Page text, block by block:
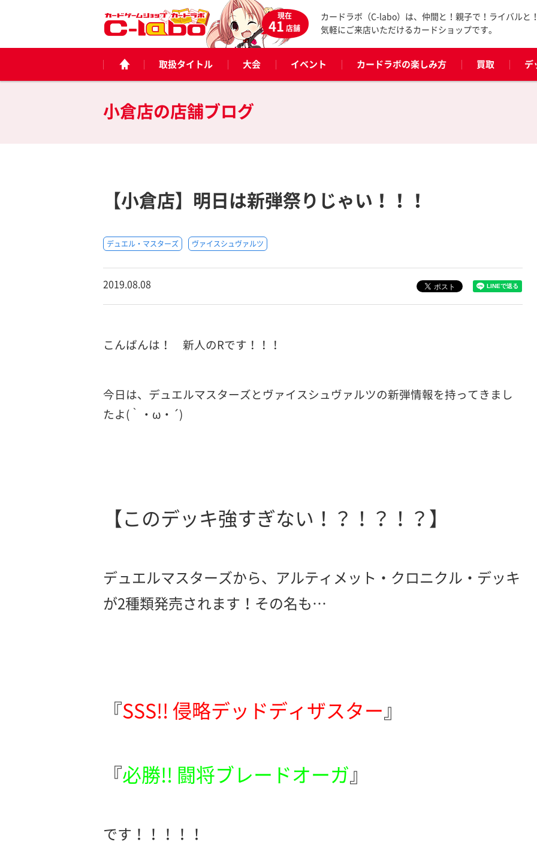
現在
41店舗
カードラボ（C-labo）は、仲間と！親子で！ライバルと
気軽にご来店いただけるカードショップです。
取扱タイトル 大会 イベント カードラボの楽しみ方 買取 デ
小倉店の店舗ブログ
【小倉店】明日は新弾祭りじゃい！！！
デュエル・マスターズ ヴァイスシュヴァルツ
2019.08.08
こんばんは！ 新人のRです！！！
今日は、デュエルマスターズとヴァイスシュヴァルツの新弾情報を持ってきまし
たよ(｀・ω・´)
【このデッキ強すぎない！？！？！？】
デュエルマスターズから、アルティメット・クロニクル・デッキ
が2種類発売されます！その名も…
『SSS!! 侵略デッドディザスター』
『必勝!! 闘将ブレードオーガ』
です！！！！！